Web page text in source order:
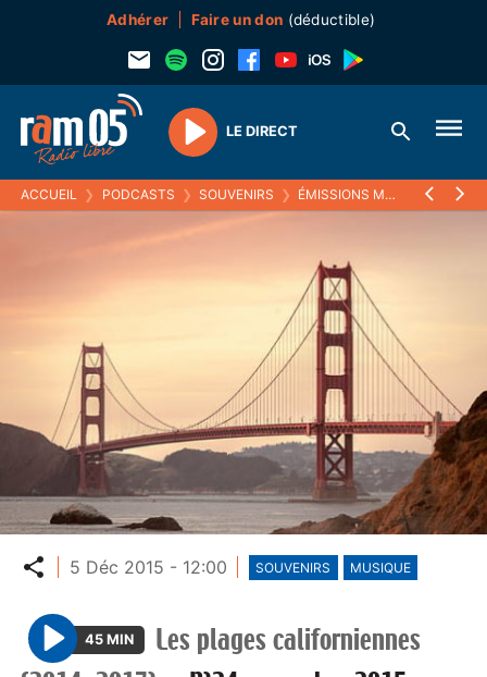
Adhérer Faire un don (déductible)
Play
LE DIRECT
ACCUEIL ❯ PODCASTS ❯ SOUVENIRS ❯ ÉMISSIONS MUSICALES (SOUVENIRS)
Partager
5 Déc 2015 - 12:00 SOUVENIRS MUSIQUE
P
45 MIN
Les plages californiennes